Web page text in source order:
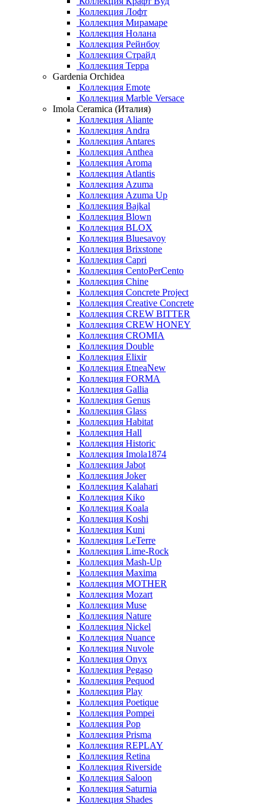
Коллекция Лофт
Коллекция Мирамаре
Коллекция Нолана
Коллекция Рейнбоу
Коллекция Страйд
Коллекция Терра
Gardenia Orchidea
Коллекция Emote
Коллекция Marble Versace
Imola Ceramica (Италия)
Коллекция Aliante
Коллекция Andra
Коллекция Antares
Коллекция Anthea
Коллекция Aroma
Коллекция Atlantis
Коллекция Azuma
Коллекция Azuma Up
Коллекция Bajkal
Коллекция Blown
Коллекция BLOX
Коллекция Bluesavoy
Коллекция Brixstone
Коллекция Capri
Коллекция CentoPerCento
Коллекция Chine
Коллекция Concrete Project
Коллекция Creative Concrete
Коллекция CREW BITTER
Коллекция CREW HONEY
Коллекция CROMIA
Коллекция Double
Коллекция Elixir
Коллекция EtneaNew
Коллекция FORMA
Коллекция Gallia
Коллекция Genus
Коллекция Glass
Коллекция Habitat
Коллекция Hall
Коллекция Historic
Коллекция Imola1874
Коллекция Jabot
Коллекция Joker
Коллекция Kalahari
Коллекция Kiko
Коллекция Koala
Коллекция Koshi
Коллекция Kuni
Коллекция LeTerre
Коллекция Lime-Rock
Коллекция Mash-Up
Коллекция Maxima
Коллекция MOTHER
Коллекция Mozart
Коллекция Muse
Коллекция Nature
Коллекция Nickel
Коллекция Nuance
Коллекция Nuvole
Коллекция Onyx
Коллекция Pegaso
Коллекция Pequod
Коллекция Play
Коллекция Poetique
Коллекция Pompei
Коллекция Pop
Коллекция Prisma
Коллекция REPLAY
Коллекция Retina
Коллекция Riverside
Коллекция Saloon
Коллекция Saturnia
Коллекция Shades